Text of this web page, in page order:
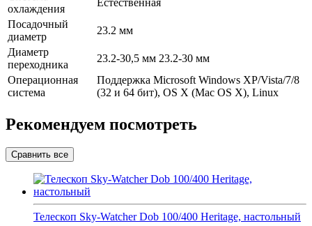
охлаждения
Посадочный
диаметр
23.2 мм
Диаметр
переходника
23.2-30,5 мм 23.2-30 мм
Операционная
система
Поддержка Microsoft Windows XP/Vista/7/8
(32 и 64 бит), OS X (Mac OS X), Linux
Рекомендуем посмотреть
Телескоп Sky-Watcher Dob 100/400 Heritage, настольный